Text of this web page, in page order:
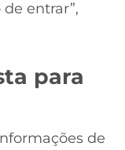
entrar”,
para
de